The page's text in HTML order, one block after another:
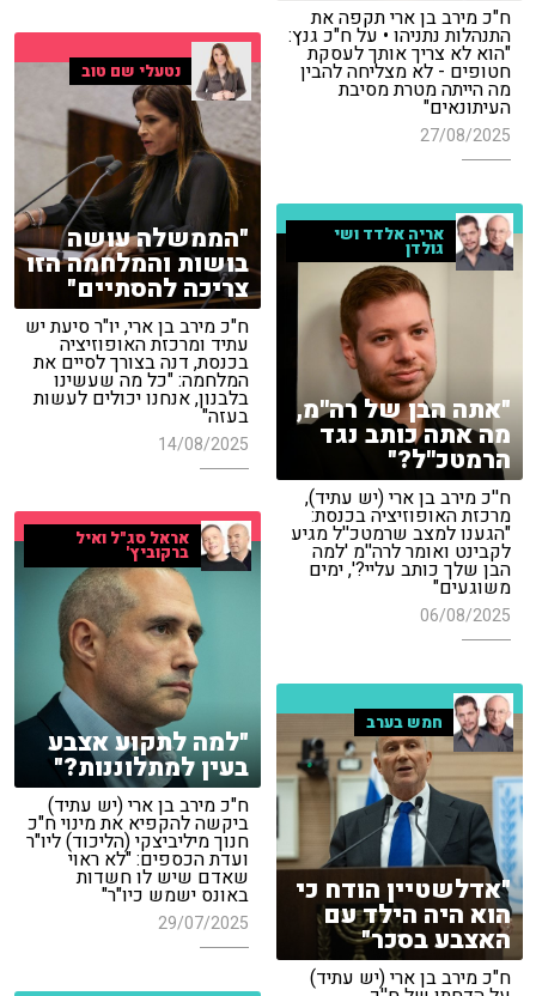
ח"כ מירב בן ארי תקפה את
התנהלות נתניהו • על ח"כ גנץ:
"הוא לא צריך אותך לעסקת
חטופים - לא מצליחה להבין
מה הייתה מטרת מסיבת
העיתונאים"
27/08/2025
נטעלי שם טוב
"הממשלה עושה
בושות והמלחמה הזו
צריכה להסתיים"
ח"כ מירב בן ארי, יו"ר סיעת יש
עתיד ומרכזת האופוזיציה
בכנסת, דנה בצורך לסיים את
המלחמה: "כל מה שעשינו
בלבנון, אנחנו יכולים לעשות
בעזה"
14/08/2025
אריה אלדד ושי
גולדן
"אתה הבן של רה''מ,
מה אתה כותב נגד
הרמטכ''ל?"
ח''כ מירב בן ארי (יש עתיד),
מרכזת האופוזיציה בכנסת:
"הגענו למצב שרמטכ''ל מגיע
לקבינט ואומר לרה''מ 'למה
הבן שלך כותב עליי?', ימים
משוגעים"
06/08/2025
אראל סג"ל ואיל
ברקוביץ'
"למה לתקוע אצבע
בעין למתלוננות?"
ח"כ מירב בן ארי (יש עתיד)
ביקשה להקפיא את מינוי ח"כ
חנוך מיליביצקי (הליכוד) ליו"ר
ועדת הכספים: "לא ראוי
שאדם שיש לו חשדות
באונס ישמש כיו"ר"
29/07/2025
חמש בערב
"אדלשטיין הודח כי
הוא היה הילד עם
האצבע בסכר"
ח"כ מירב בן ארי (יש עתיד)